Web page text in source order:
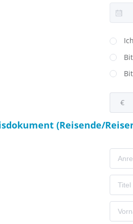
€
(Reisende/